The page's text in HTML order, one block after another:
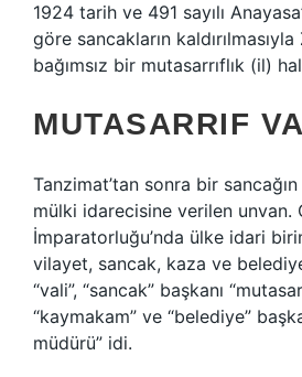
1924 tarih ve 491 sayılı
göre sancakların
bağımsız bir mutasarrıflık (il)
MUTASARRIF
Tanzimat’tan sonra bir
mülki idarecisine verilen unvan.
İmparatorluğu’nda ülke idari
vilayet, sancak, kaza ve
“vali”, “sancak” başkanı
“kaymakam” ve “belediye”
müdürü” idi.